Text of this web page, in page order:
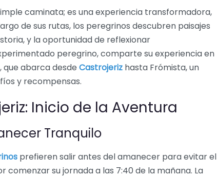
caminata; es una experiencia transformadora,
de sus rutas, los peregrinos descubren paisajes
y la oportunidad de reflexionar
peregrino, comparte su experiencia en
que abarca desde Castrojeriz hasta Frómista, un
y recompensas.
Inicio de la Aventura
Tranquilo
prefieren salir antes del amanecer para evitar el
su jornada a las 7:40 de la mañana. La